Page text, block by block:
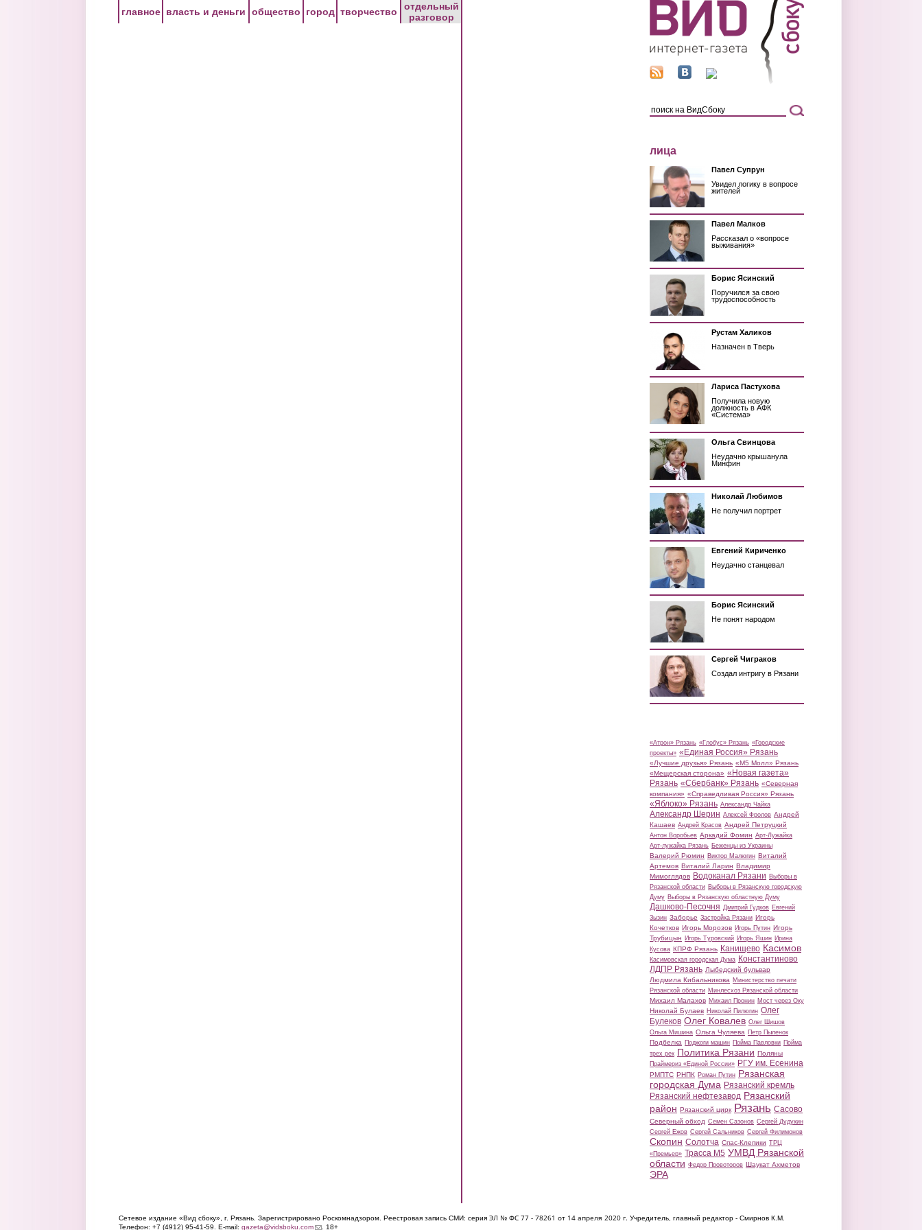
главное власть и деньги общество город творчество
отдельный
разговор
лица
Павел Супрун
Увидел логику в вопросе
жителей
Павел Малков
Рассказал о «вопросе
выживания»
Борис Ясинский
Поручился за свою
трудоспособность
Рустам Халиков
Назначен в Тверь
Лариса Пастухова
Получила новую
должность в АФК
«Система»
Ольга Свинцова
Неудачно крышанула
Минфин
Николай Любимов
Не получил портрет
Евгений Кириченко
Неудачно станцевал
Борис Ясинский
Не понят народом
Сергей Чиграков
Создал интригу в Рязани
«Атрон» Рязань «Глобус» Рязань «Городские
проекты» «Единая Россия» Рязань
«Лучшие друзья» Рязань «М5 Молл» Рязань
«Мещерская сторона» «Новая газета»
Рязань «Сбербанк» Рязань «Северная
компания» «Справедливая Россия» Рязань
«Яблоко» Рязань Александр Чайка
Александр Шерин Алексей Фролов Андрей
Кашаев Андрей Красов Андрей Петруцкий
Антон Воробьев Аркадий Фомин Арт-Лужайка
Арт-лужайка Рязань Беженцы из Украины
Валерий Рюмин Виктор Малюгин Виталий
Артемов Виталий Ларин Владимир
Мимоглядов Водоканал Рязани Выборы в
Рязанской области Выборы в Рязанскую городскую
Думу Выборы в Рязанскую областную Думу
Дашково-Песочня Дмитрий Гудков Евгений
Зызин Заборье Застройка Рязани Игорь
Кочетков Игорь Морозов Игорь Путин Игорь
Трубицын Игорь Туровский Игорь Яшин Ирина
Кусова КПРФ Рязань Канищево Касимов
Касимовская городская Дума Константиново
ЛДПР Рязань Лыбедский бульвар
Людмила Кибальникова Министерство печати
Рязанской области Минлесхоз Рязанской области
Михаил Малахов Михаил Пронин Мост через Оку
Николай Булаев Николай Пилюгин Олег
Булеков Олег Ковалев Олег Шишов
Ольга Мишина Ольга Чуляева Петр Пыленок
Подбелка Поджоги машин Пойма Павловки Пойма
трех рек Политика Рязани Поляны
Праймериз «Единой России» РГУ им. Есенина
РМПТС РНПК Роман Путин Рязанская
городская Дума Рязанский кремль
Рязанский нефтезавод Рязанский
район Рязанский цирк Рязань Сасово
Северный обход Семен Сазонов Сергей Дудукин
Сергей Ежов Сергей Сальников Сергей Филимонов
Скопин Солотча Спас-Клепики ТРЦ
«Премьер» Трасса М5 УМВД Рязанской
области Федор Провоторов Шаукат Ахметов
ЭРА
Сетевое издание «Вид сбоку», г. Рязань. Зарегистрировано Роскомнадзором. Реестровая запись СМИ: серия ЭЛ № ФС 77 - 78261 от 14 апреля 2020 г. Учредитель, главный редактор - Смирнов К.М.
Телефон: +7 (4912) 95-41-59. E-mail: gazeta@vidsboku.com(link sends e-mail)
. 18+